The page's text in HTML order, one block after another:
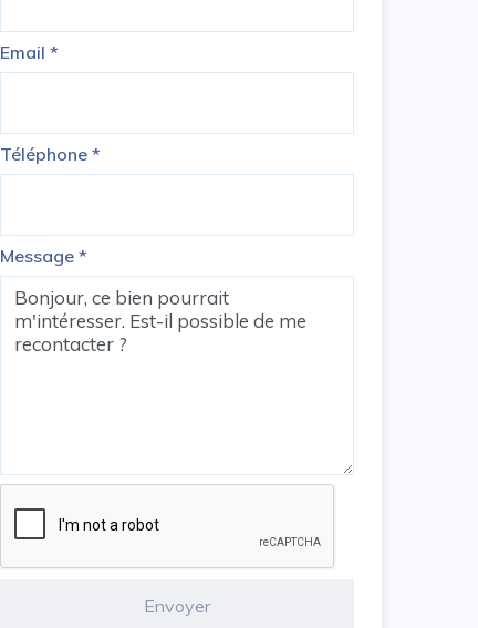
Email *
Téléphone *
Message *